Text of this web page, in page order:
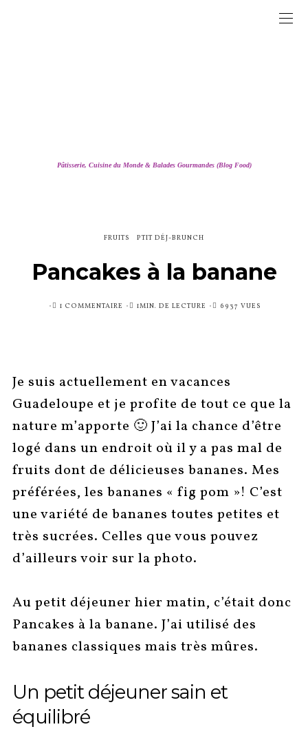
Pâtisserie, Cuisine du Monde & Balades Gourmandes (Blog Food)
FRUITS PTIT DÉJ-BRUNCH
Pancakes à la banane
PUBLIÉ1 COMMENTAIRE 1MIN. DE LECTURE 6937 VUES
Je suis actuellement en vacances
Guadeloupe et je profite de tout ce que la
nature m’apporte 🙂 J’ai la chance d’être
logé dans un endroit où il y a pas mal de
fruits dont de délicieuses bananes. Mes
préférées, les bananes « fig pom »! C’est
une variété de bananes toutes petites et
très sucrées. Celles que vous pouvez
d’ailleurs voir sur la photo.
Au petit déjeuner hier matin, c’était donc
Pancakes à la banane. J’ai utilisé des
bananes classiques mais très mûres.
Un petit déjeuner sain et
équilibré